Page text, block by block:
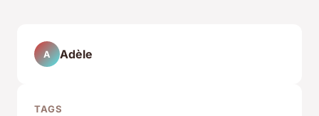
A Adèle
TAGS